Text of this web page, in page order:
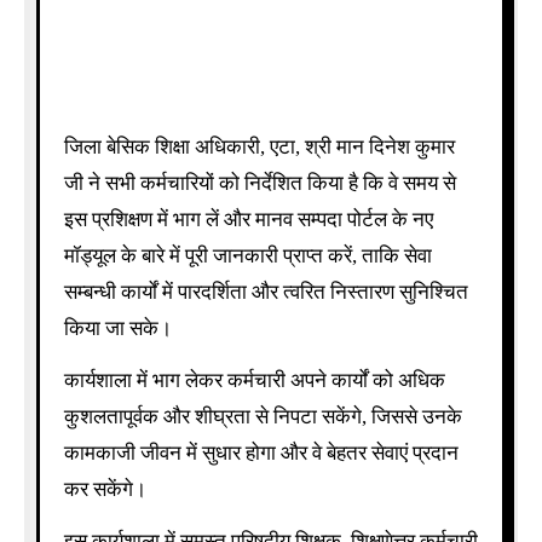
जिला बेसिक शिक्षा अधिकारी, एटा, श्री मान दिनेश कुमार
जी ने सभी कर्मचारियों को निर्देशित किया है कि वे समय से
इस प्रशिक्षण में भाग लें और मानव सम्पदा पोर्टल के नए
मॉड्यूल के बारे में पूरी जानकारी प्राप्त करें, ताकि सेवा
सम्बन्धी कार्यों में पारदर्शिता और त्वरित निस्तारण सुनिश्चित
किया जा सके।
कार्यशाला में भाग लेकर कर्मचारी अपने कार्यों को अधिक
कुशलतापूर्वक और शीघ्रता से निपटा सकेंगे, जिससे उनके
कामकाजी जीवन में सुधार होगा और वे बेहतर सेवाएं प्रदान
कर सकेंगे।